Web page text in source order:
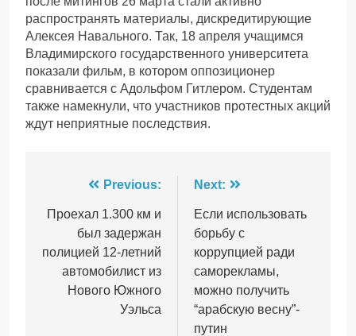
распространять материалы, дискредитирующие
Алексея Навального. Так, 18 апреля учащимся
Владимирского государственного университета
показали фильм, в котором оппозиционер
сравнивается с Адольфом Гитлером. Студентам
также намекнули, что участников протестных акций
ждут неприятные последствия.
Навігація
записів
Previous:
Проехал 1.300 км и
был задержан
полицией 12-летний
автомобилист из
Нового Южного
Уэльса
Next:
Если использовать
борьбу с
коррупцией ради
саморекламы,
можно получить
“арабскую весну”-
путин